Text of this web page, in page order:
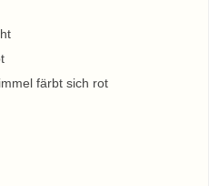
färbt sich rot